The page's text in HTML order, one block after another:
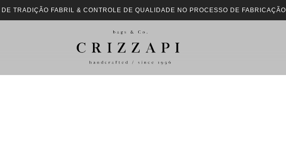
TRADIÇÃO FABRIL & CONTROLE DE QUALIDADE NO PROCESSO DE FABRICAÇÃO